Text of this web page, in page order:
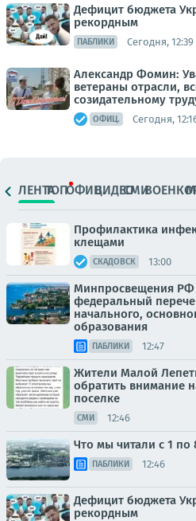
Дефицит бюджета
рекордным
ПАБЛИКИ Сегодня, 12:39
Александр Фомин:
ветераны отрасли,
созидательному
ОФИЦ. Сегодня,
ЛЕНТАТОПОФИЦ.ВИДЕОСМИ
Профилактика
клещами
СКАДОВСК 13:00
Минпросвещения РФ
федеральный
начального,
образования
ПАБЛИКИ 12:47
Жители Малой
обратить внимание
поселке
СМИ 12:46
Что мы читали с 1 по
ПАБЛИКИ 12:46
Дефицит бюджета
рекордным